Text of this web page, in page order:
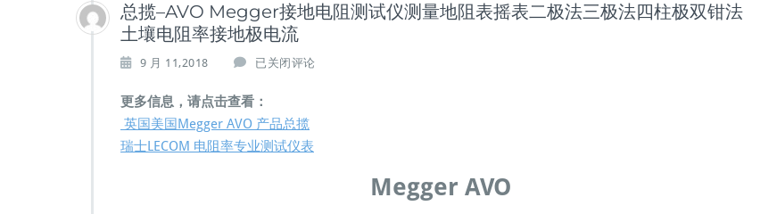
总揽–AVO Megger接地电阻测试仪测量地阻表摇表二极法三极法四柱极双钳法
土壤电阻率接地极电流
9 月 11,2018
总
–
A
V
O
已关闭评论
更多信息，请点击查看：
英国美国Megger AVO 产品总揽
瑞士LECOM 电阻率专业测试仪表
Megger AVO